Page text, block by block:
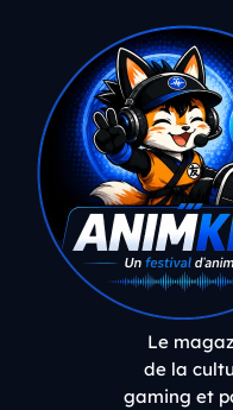
Le
de la
gaming et